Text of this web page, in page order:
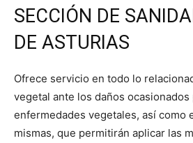
SECCIÓN DE
DE ASTURIAS
Ofrece servicio en todo lo
vegetal ante los daños ocasionados
enfermedades vegetales, así como
mismas, que permitirán aplicar las